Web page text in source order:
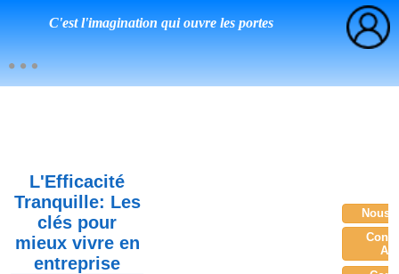
C'est l'imagination qui ouvre les portes
L'Efficacité
Tranquille: Les
clés pour
mieux vivre en
entreprise
Nous